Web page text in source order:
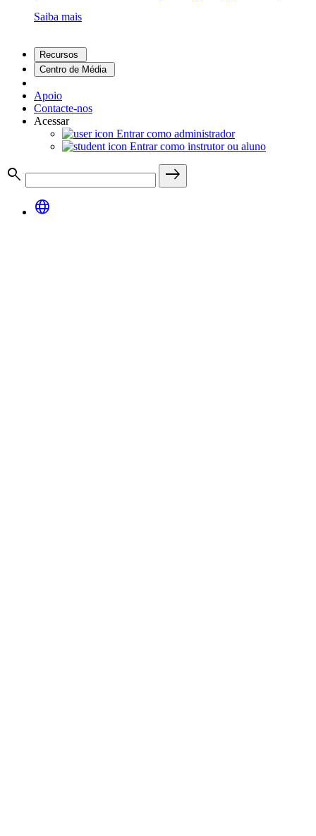
Saiba mais
Recursos
Centro de Média
Apoio
Contacte-nos
Acessar
Entrar como administrador
Entrar como instrutor ou aluno
search
east
language